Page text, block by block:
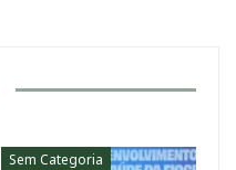
Sem Categoria